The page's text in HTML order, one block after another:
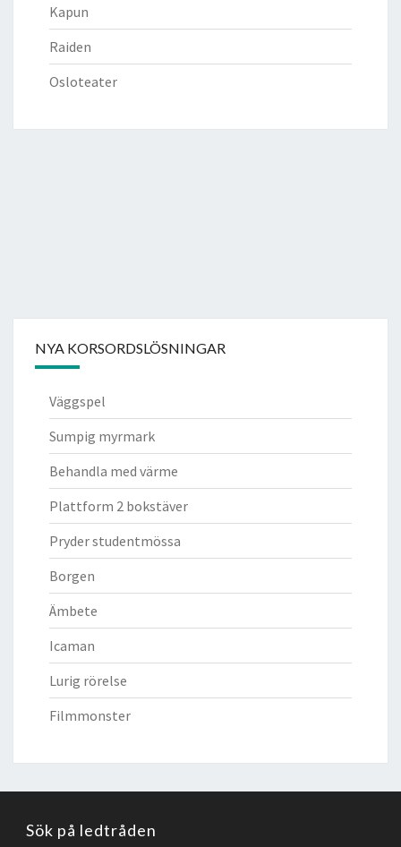
Kapun
Raiden
Osloteater
NYA KORSORDSLÖSNINGAR
Väggspel
Sumpig myrmark
Behandla med värme
Plattform 2 bokstäver
Pryder studentmössa
Borgen
Ämbete
Icaman
Lurig rörelse
Filmmonster
Sök på ledtråden